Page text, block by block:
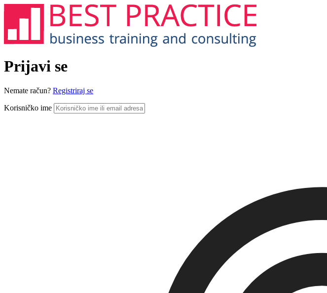
Prijavi se
Nemate račun? Registriraj se
Korisničko ime